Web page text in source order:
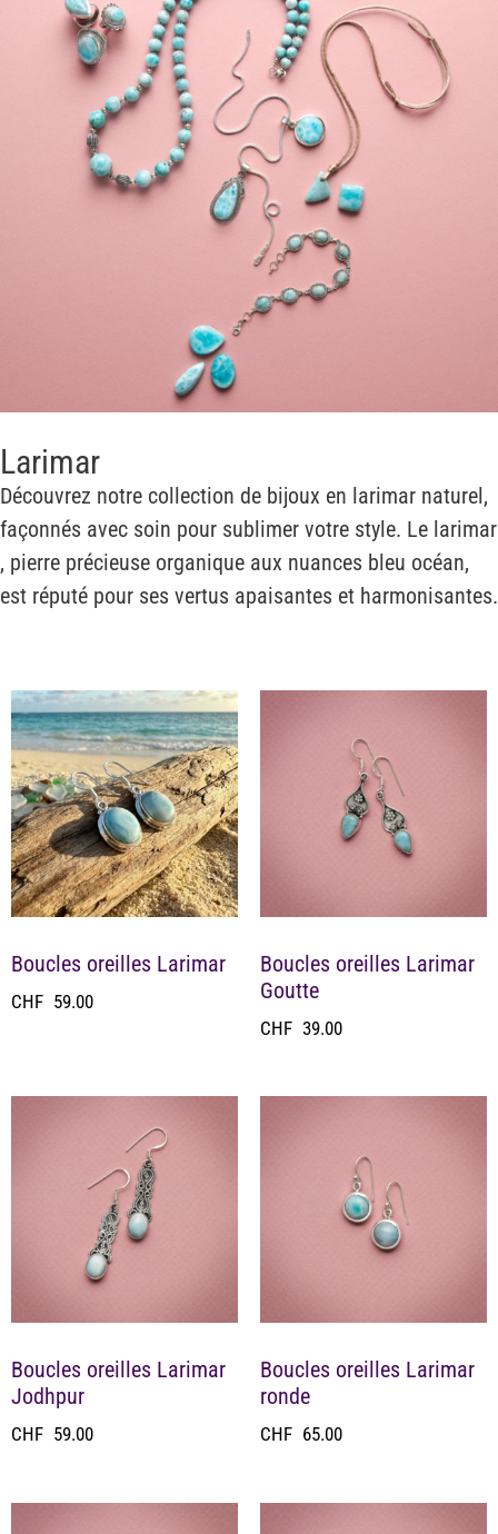
Larimar
Découvrez notre collection de bijoux en larimar naturel,
façonnés avec soin pour sublimer votre style. Le larimar
, pierre précieuse organique aux nuances bleu océan,
est réputé pour ses vertus apaisantes et harmonisantes.
Boucles oreilles Larimar
CHF 59.00
Boucles oreilles Larimar
Goutte
CHF 39.00
Boucles oreilles Larimar
Jodhpur
CHF 59.00
Boucles oreilles Larimar
ronde
CHF 65.00